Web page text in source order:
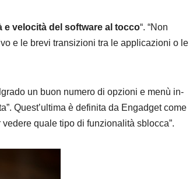
e velocità del software al tocco“. “Non
e le brevi transizioni tra le applicazioni o le
un buon numero di opzioni e menù in-
Quest’ultima è definita da Engadget come
quale tipo di funzionalità sblocca”.